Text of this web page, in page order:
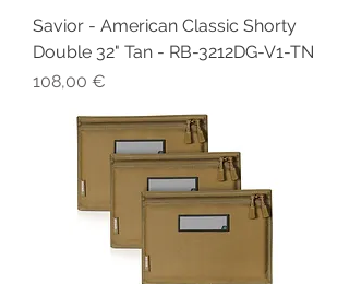
Savior - American Classic Shorty
Double 32" Tan - RB-3212DG-V1-TN
Prix
108,00 €